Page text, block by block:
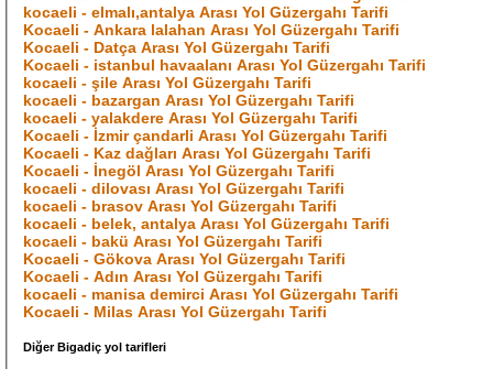
kocaeli - elmalı,antalya Arası Yol Güzergahı Tarifi
Kocaeli - Ankara lalahan Arası Yol Güzergahı Tarifi
Kocaeli - Datça Arası Yol Güzergahı Tarifi
Kocaeli - istanbul havaalanı Arası Yol Güzergahı Tarifi
kocaeli - şile Arası Yol Güzergahı Tarifi
kocaeli - bazargan Arası Yol Güzergahı Tarifi
kocaeli - yalakdere Arası Yol Güzergahı Tarifi
Kocaeli - İzmir çandarli Arası Yol Güzergahı Tarifi
Kocaeli - Kaz dağları Arası Yol Güzergahı Tarifi
Kocaeli - İnegöl Arası Yol Güzergahı Tarifi
kocaeli - dilovası Arası Yol Güzergahı Tarifi
kocaeli - brasov Arası Yol Güzergahı Tarifi
kocaeli - belek, antalya Arası Yol Güzergahı Tarifi
kocaeli - bakü Arası Yol Güzergahı Tarifi
Kocaeli - Gökova Arası Yol Güzergahı Tarifi
Kocaeli - Adın Arası Yol Güzergahı Tarifi
kocaeli - manisa demirci Arası Yol Güzergahı Tarifi
Kocaeli - Milas Arası Yol Güzergahı Tarifi
Diğer Bigadiç yol tarifleri